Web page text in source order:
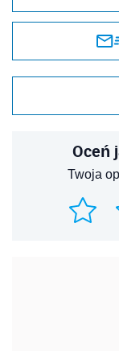
Oceń
Twoja